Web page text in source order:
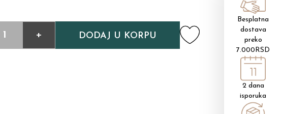
+ DODAJ U KORPU
Besplatna
dostava
preko
7.000RSD
2 dana
isporuka